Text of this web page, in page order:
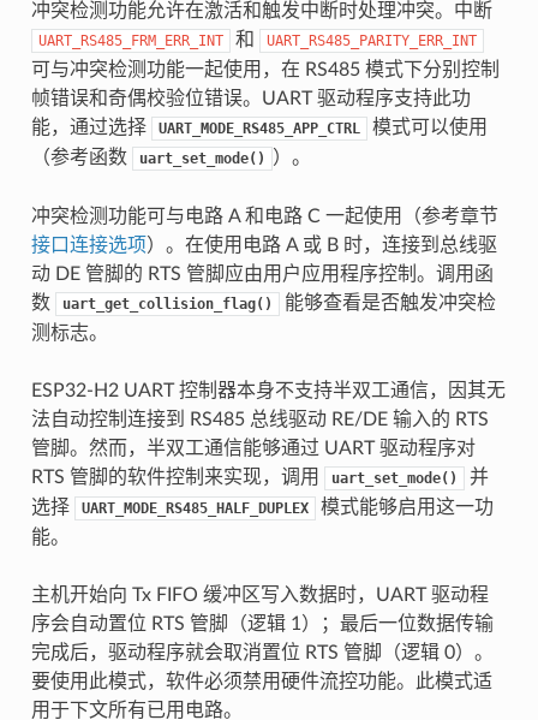
冲突检测功能允许在激活和触发中断时处理冲突。中断
UART_RS485_FRM_ERR_INT 和 UART_RS485_PARITY_ERR_INT
可与冲突检测功能一起使用，在 RS485 模式下分别控制
帧错误和奇偶校验位错误。UART 驱动程序支持此功
能，通过选择
UART_MODE_RS485_APP_CTRL
模式可以使用
（参考函数
uart_set_mode() ）。
冲突检测功能可与电路 A 和电路 C 一起使用（参考章节
接口连接选项）。在使用电路 A 或 B 时，连接到总线驱
动 DE 管脚的 RTS 管脚应由用户应用程序控制。调用函
数
uart_get_collision_flag()
能够查看是否触发冲突检
测标志。
ESP32-H2 UART 控制器本身不支持半双工通信，因其无
法自动控制连接到 RS485 总线驱动 RE/DE 输入的 RTS
管脚。然而，半双工通信能够通过 UART 驱动程序对
RTS 管脚的软件控制来实现，调用
uart_set_mode()
并
选择
UART_MODE_RS485_HALF_DUPLEX
模式能够启用这一功
能。
主机开始向 Tx FIFO 缓冲区写入数据时，UART 驱动程
序会自动置位 RTS 管脚（逻辑 1）；最后一位数据传输
完成后，驱动程序就会取消置位 RTS 管脚（逻辑 0）。
要使用此模式，软件必须禁用硬件流控功能。此模式适
用于下文所有已用电路。